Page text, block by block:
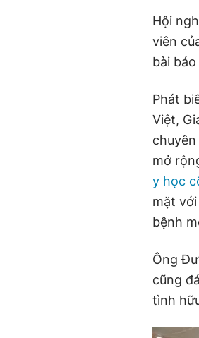
Hội
viên
bài
Phát
Việt,
mở
y học
mặt
bệnh
Ông
cũng
tình